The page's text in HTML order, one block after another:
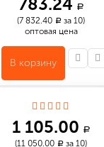
783.24 a
(7 832.40 a за 10)
оптовая цена
В корзину
1 105.00 a
(11 050.00 a за 10)